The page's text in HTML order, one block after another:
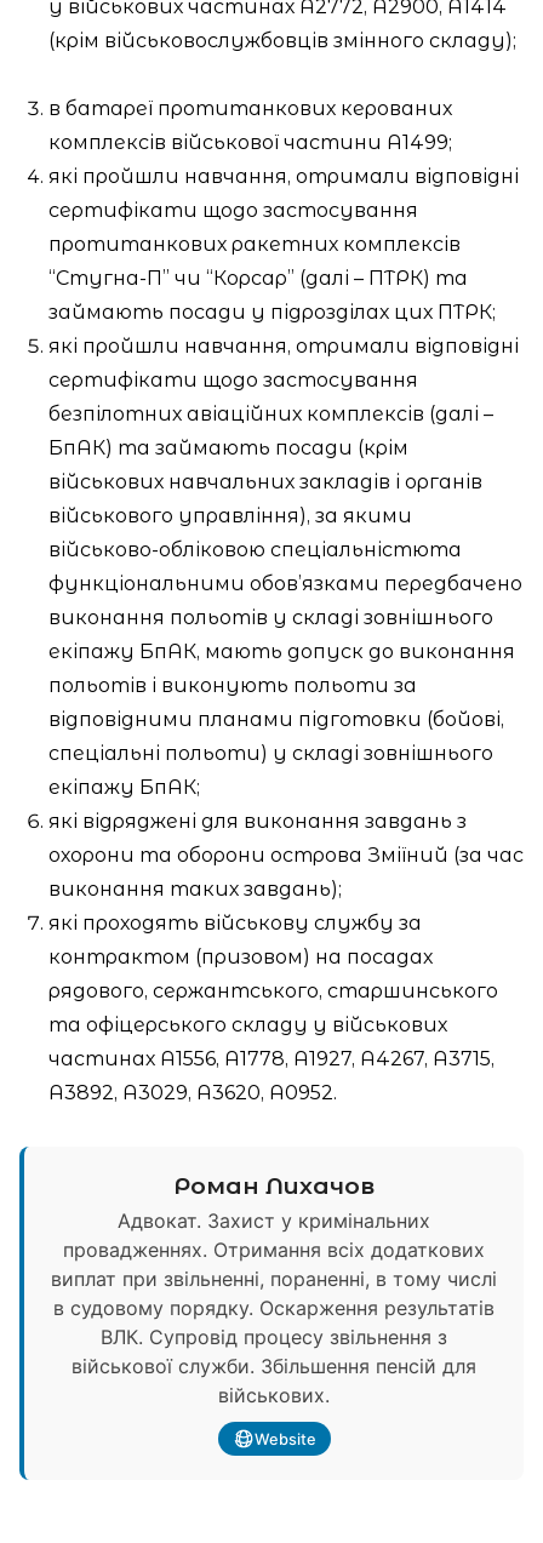
у військових частинах А2772, А2900, А1414
(крім військовослужбовців змінного складу);
в батареї протитанкових керованих
комплексів військової частини А1499;
які пройшли навчання, отримали відповідні
сертифікати щодо застосування
протитанкових ракетних комплексів
“Стугна-П” чи “Корсар” (далі – ПТРК) та
займають посади у підрозділах цих ПТРК;
які пройшли навчання, отримали відповідні
сертифікати щодо застосування
безпілотних авіаційних комплексів (далі –
БпАК) та займають посади (крім
військових навчальних закладів і органів
військового управління), за якими
військово-обліковою спеціальністюта
функціональними обов’язками передбачено
виконання польотів у складі зовнішнього
екіпажу БпАК, мають допуск до виконання
польотів і виконують польоти за
відповідними планами підготовки (бойові,
спеціальні польоти) у складі зовнішнього
екіпажу БпАК;
які відряджені для виконання завдань з
охорони та оборони острова Зміїний (за час
виконання таких завдань);
які проходять військову службу за
контрактом (призовом) на посадах
рядового, сержантського, старшинського
та офіцерського складу у військових
частинах А1556, А1778, А1927, А4267, А3715,
А3892, А3029, А3620, А0952.
Роман Лихачов
Адвокат. Захист у кримінальних
провадженнях. Отримання всіх додаткових
виплат при звільненні, пораненні, в тому числі
в судовому порядку. Оскарження результатів
ВЛК. Супровід процесу звільнення з
військової служби. Збільшення пенсій для
військових.
Website